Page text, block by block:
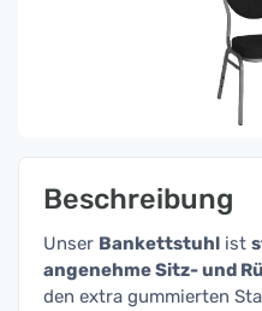
Beschreibung
Unser Bankettstuhl ist
angenehme Sitz- und
den extra gummierten